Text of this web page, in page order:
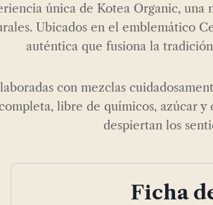
única de Kotea Organic, una
Ubicados en el emblemático
auténtica que fusiona la
con mezclas
libre de químicos, azúcar y
despiertan los
Ficha